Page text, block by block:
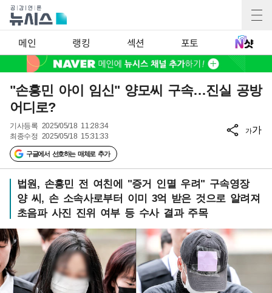
메인 랭킹 섹션 포토
"손흥민 아이 임신" 양모씨 구속…진실 공방
어디로?
기사등록 2025/05/18 11:28:34
최종수정 2025/05/18 15:31:33
구글에서 선호하는 매체로 추가
가가
법원, 손흥민 전 여친에 "증거 인멸 우려" 구속영장
양 씨, 손 소속사로부터 이미 3억 받은 것으로 알려져
초음파 사진 진위 여부 등 수사 결과 주목